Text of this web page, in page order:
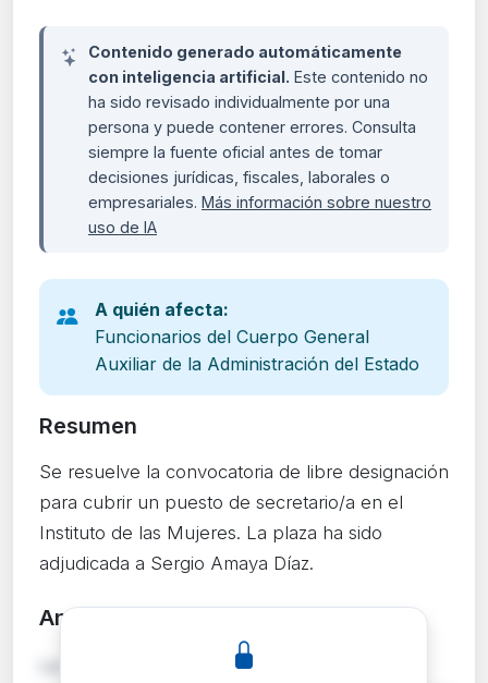
Contenido generado automáticamente
con inteligencia artificial. Este contenido no
ha sido revisado individualmente por una
persona y puede contener errores. Consulta
siempre la fuente oficial antes de tomar
decisiones jurídicas, fiscales, laborales o
empresariales. Más información sobre nuestro
uso de IA
A quién afecta:
Funcionarios del Cuerpo General
Auxiliar de la Administración del Estado
Resumen
Se resuelve la convocatoria de libre designación
para cubrir un puesto de secretario/a en el
Instituto de las Mujeres. La plaza ha sido
adjudicada a Sergio Amaya Díaz.
Análisis detallado
La Subsecretaría de Igualdad resuelve la